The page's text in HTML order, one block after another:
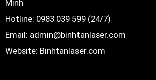
Minh
Hotline: 0983 039 599 (24/7)
Email: admin@binhtanlaser.com
Website: Binhtanlaser.com